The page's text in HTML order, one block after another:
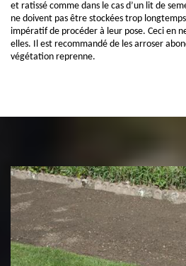
et ratissé comme dans le cas d’un lit de
ne doivent pas être stockées trop
impératif de procéder à leur pose. Ceci en
elles. Il est recommandé de les arroser
végétation reprenne.